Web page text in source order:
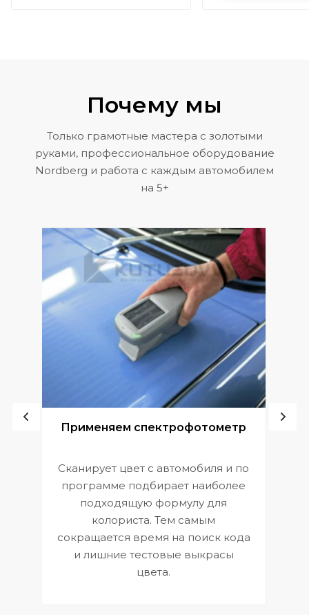
Почему мы
Только грамотные мастера с золотыми
руками, профессиональное оборудование
Nordberg и работа с каждым автомобилем
на 5+
Применяем спектрофотометр
Сканирует цвет с автомобиля и по
программе подбирает наиболее
подходящую формулу для
колориста. Тем самым
сокращается время на поиск кода
и лишние тестовые выкрасы
цвета.